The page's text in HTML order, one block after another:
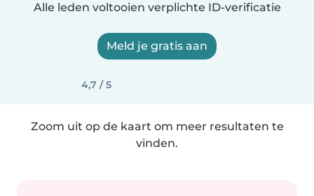
Alle leden voltooien verplichte ID-verificatie
Meld je gratis aan
4,7 / 5
Zoom uit op de kaart om meer resultaten te
vinden.